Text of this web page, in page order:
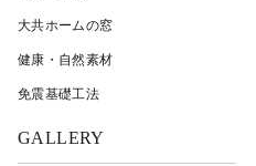
大共ホームの窓
健康・自然素材
免震基礎工法
GALLERY